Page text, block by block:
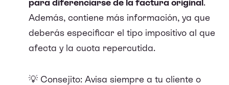
para diferenciarse de la factura original.
Además, contiene más información, ya que
deberás especificar el tipo impositivo al que
afecta y la cuota repercutida.
💡 Consejito: Avisa siempre a tu cliente o